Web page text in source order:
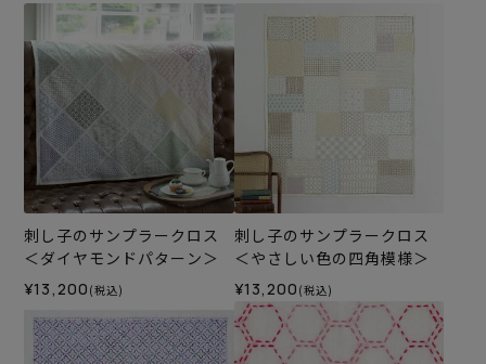
刺し子のサンプラークロス
＜ダイヤモンドパターン＞
¥13,200 (税込)
刺し子のサンプラークロス
＜やさしい色の四角模様＞
¥13,200 (税込)